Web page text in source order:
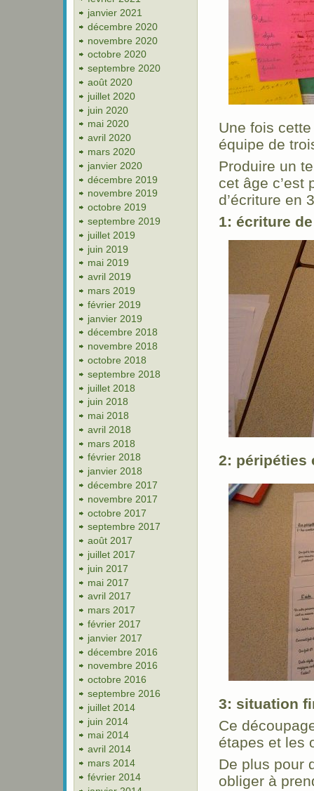
janvier 2021
décembre 2020
novembre 2020
octobre 2020
septembre 2020
août 2020
juillet 2020
juin 2020
mai 2020
avril 2020
mars 2020
janvier 2020
décembre 2019
novembre 2019
octobre 2019
septembre 2019
juillet 2019
juin 2019
mai 2019
avril 2019
mars 2019
février 2019
janvier 2019
décembre 2018
novembre 2018
octobre 2018
septembre 2018
juillet 2018
juin 2018
mai 2018
avril 2018
mars 2018
février 2018
janvier 2018
décembre 2017
novembre 2017
octobre 2017
septembre 2017
août 2017
juillet 2017
juin 2017
mai 2017
avril 2017
mars 2017
février 2017
janvier 2017
décembre 2016
novembre 2016
octobre 2016
septembre 2016
juillet 2014
juin 2014
mai 2014
avril 2014
mars 2014
février 2014
Une fois
équipe de
Produire un
cet âge c’est
d’écriture en
1: écriture
2: péripéties
3: situation
Ce
étapes et les
De plus pour
obliger à